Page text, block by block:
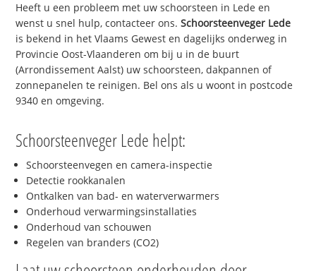
Heeft u een probleem met uw schoorsteen in Lede en
wenst u snel hulp, contacteer ons.Schoorsteenveger Lede
is bekend in het Vlaams Gewest en dagelijks onderweg in
Provincie Oost-Vlaanderen om bij u in de buurt
(Arrondissement Aalst) uw schoorsteen, dakpannen of
zonnepanelen te reinigen. Bel ons als u woont in postcode
9340 en omgeving.
Schoorsteenveger Lede helpt:
Schoorsteenvegen en camera-inspectie
Detectie rookkanalen
Ontkalken van bad- en waterverwarmers
Onderhoud verwarmingsinstallaties
Onderhoud van schouwen
Regelen van branders (CO2)